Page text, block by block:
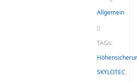
Allgemein
TAGs:
SKYLOTEC,